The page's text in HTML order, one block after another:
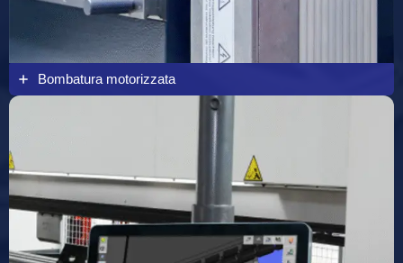
Bombatura motorizzata